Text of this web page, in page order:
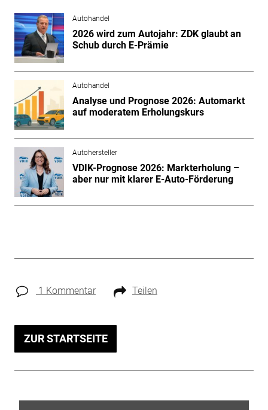
Autohandel
2026 wird zum Autojahr: ZDK glaubt an
Schub durch E-Prämie
Autohandel
Analyse und Prognose 2026: Automarkt
auf moderatem Erholungskurs
Autohersteller
VDIK-Prognose 2026: Markterholung –
aber nur mit klarer E-Auto-Förderung
1 Kommentar Teilen
ZUR STARTSEITE